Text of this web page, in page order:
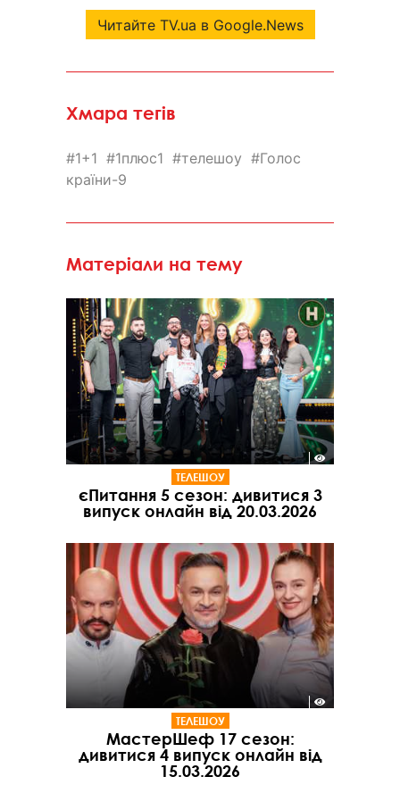
Читайте TV.ua в Google.News
Хмара тегів
1+1 1плюс1 телешоу
Голос
країни-9
Матеріали на тему
ТЕЛЕШОУ
єПитання 5 сезон: дивитися 3
випуск онлайн від 20.03.2026
ТЕЛЕШОУ
МастерШеф 17 сезон:
дивитися 4 випуск онлайн від
15.03.2026